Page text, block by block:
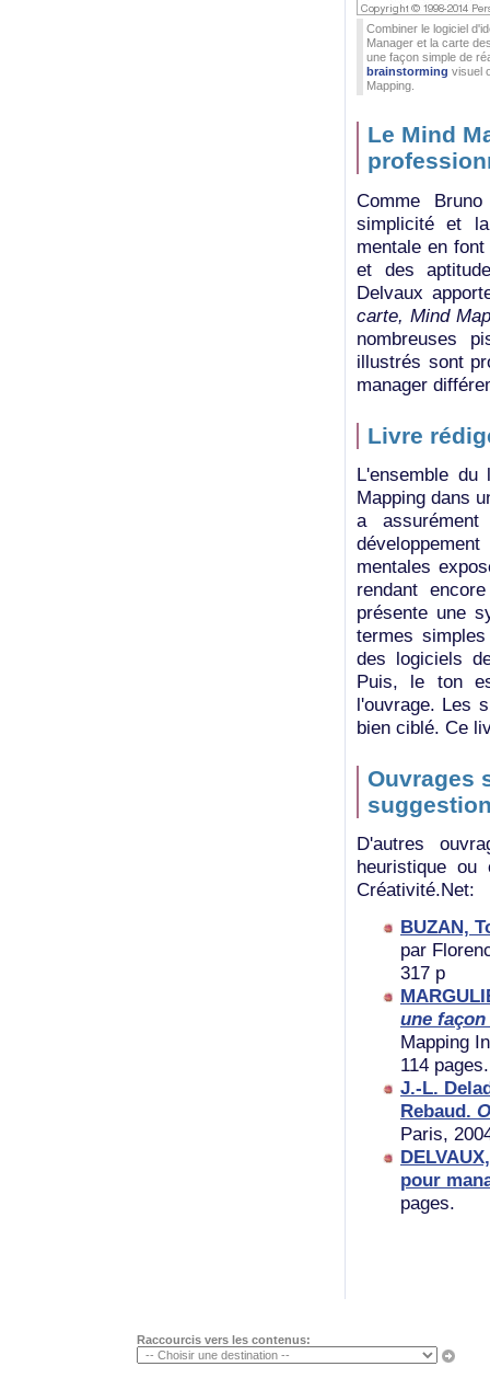
Combiner le logiciel
Manager et la carte
une façon simple de
brainstorming visuel
Mapping.
Le Mind
Comme
simplicité et
mentale en
et des
Delvaux
carte, Mind
nombreuses
illustrés sont
manager
Livre
L'ensemble
Mapping dans
a
mentales
rendant
présente une
termes
des logiciels
Puis, le ton
l'ouvrage. Les
bien ciblé. Ce
Ouvrages
D'autres
heuristique
Créativité.Net:
BUZAN,
par
317 p
une
Mapping
114 pages.
J.-L.
Rebaud.
Paris,
pour
pages.
Raccourcis vers les contenus: